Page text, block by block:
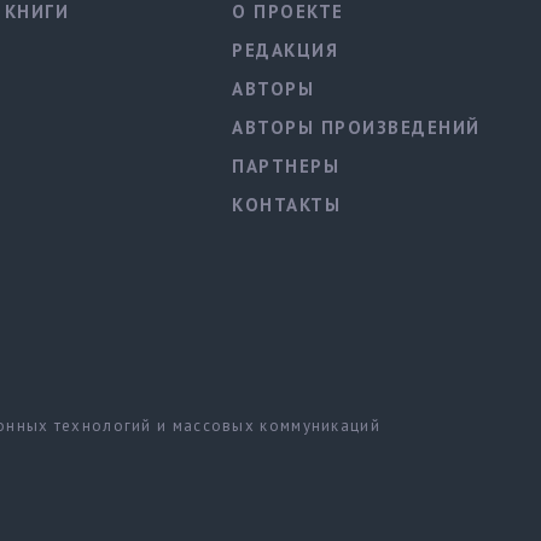
КНИГИ
О ПРОЕКТЕ
РЕДАКЦИЯ
АВТОРЫ
АВТОРЫ ПРОИЗВЕДЕНИЙ
ПАРТНЕРЫ
КОНТАКТЫ
технологий и массовых коммуникаций